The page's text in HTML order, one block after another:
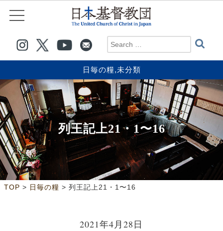
日毎の糧,未分類
列王記上21・1〜16
TOP > 日毎の糧 > 列王記上21・1〜16
2021年4月28日